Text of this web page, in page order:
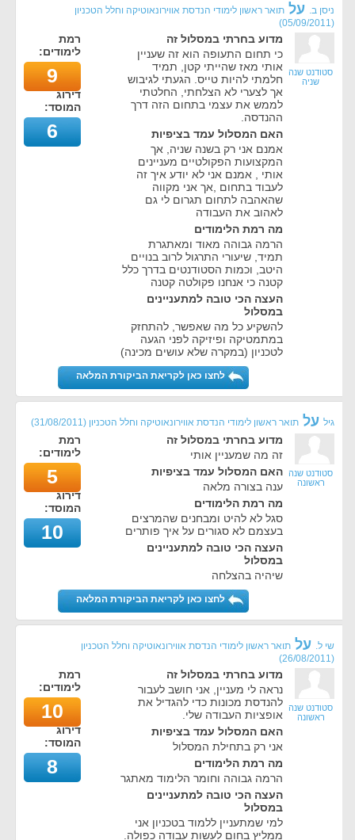
ניסן ב. על תואר ראשון לימודי הנדסת אווירונאוטיקה וחלל הטכניון
(
05/09/2011
)
סטודנט שנה
שניה
מדוע בחרתי במסלול זה
כי תחום התעופה הוא זה שעניין
אותי מאז שהייתי קטן, תמיד
חלמתי להיות טייס. הגעתי לגיבוש
אך לצערי לא הצלחתי, החלטתי
לממש את עצמי בתחום הזה דרך
ההנדסה.
האם המסלול עמד בציפיות
אמנם אני רק בשנה שניה, אך
המקצועות הפקולטיים מעניינים
אותי , אמנם אני לא יודע איך זה
לעבוד בתחום ,אך אני מקווה
שהאהבה לתחום תגרום לי גם
לאהוב את העבודה
מה רמת הלימודים
הרמה גבוהה מאוד ומאתגרת
תמיד, שיעורי התרגול לרוב בנויים
היטב, וכמות הסטודנטים בדרך כלל
קטנה כי אנחנו פקולטה קטנה
העצה הכי טובה למתעניינים
במסלול
להשקיע כל מה שאפשר, להתחזק
במתמטיקה ופיזיקה לפני הגעה
לטכניון (במקרה שלא עושים מכינה)
רמת
לימודים:
9
דירוג
המוסד:
6
לחצו כאן לקריאת הביקורת המלאה
גיל על תואר ראשון לימודי הנדסת אווירונאוטיקה וחלל הטכניון (
31/08/2011
)
סטודנט שנה
ראשונה
מדוע בחרתי במסלול זה
זה מה שמעניין אותי
האם המסלול עמד בציפיות
ענה בצורה מלאה
מה רמת הלימודים
סגל לא להיט ומבחנים שהמרצים
בעצמם לא סגורים על איך פותרים
העצה הכי טובה למתעניינים
במסלול
שיהיה בהצלחה
רמת
לימודים:
5
דירוג
המוסד:
10
לחצו כאן לקריאת הביקורת המלאה
שי ל. על תואר ראשון לימודי הנדסת אווירונאוטיקה וחלל הטכניון
(
26/08/2011
)
סטודנט שנה
ראשונה
מדוע בחרתי במסלול זה
נראה לי מעניין, אני חושב לעבור
להנדסת מכונות כדי להגדיל את
אופציות העבודה שלי.
האם המסלול עמד בציפיות
אני רק בתחילת המסלול
מה רמת הלימודים
הרמה גבוהה וחומר הלימוד מאתגר
העצה הכי טובה למתעניינים
במסלול
למי שמתעניין ללמוד בטכניון אני
ממליץ בחום לעשות עבודה כפולה.
רמת
לימודים:
10
דירוג
המוסד:
8